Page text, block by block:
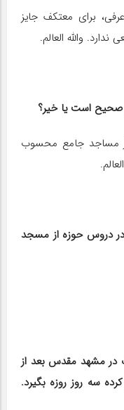
برای معتکف جایز
والله العالم.
است یا خیر؟
مساجد جامع محسوب
دروس حوزه از مسجد
مشهد مقدس بعد از
سه روز روزه بگیرد.